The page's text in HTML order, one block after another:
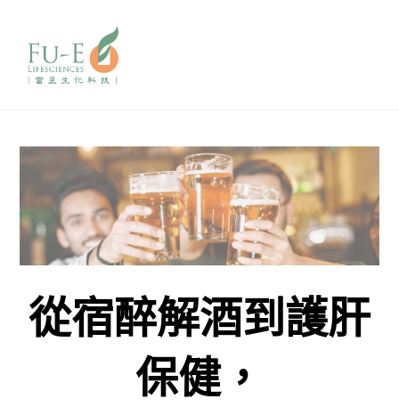
從宿醉解酒到護肝
保健，